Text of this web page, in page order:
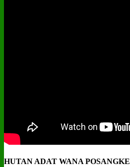
HUTAN ADAT WANA POSANGKE